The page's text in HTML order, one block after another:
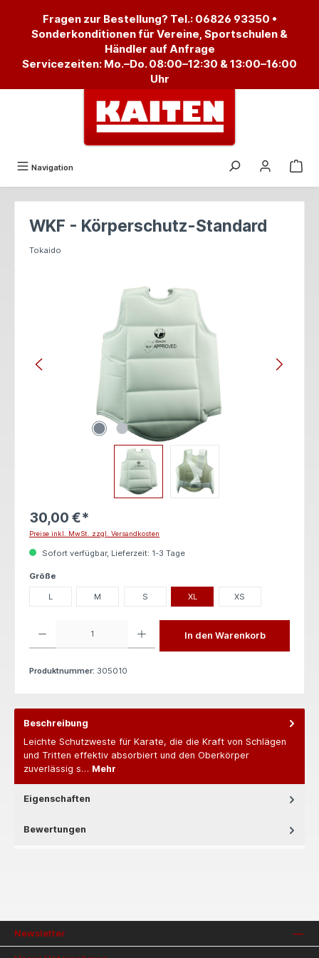
Fragen zur Bestellung? Tel.: 06826 93350 •
Sonderkonditionen für Vereine, Sportschulen &
Händler auf Anfrage
Servicezeiten: Mo.–Do. 08:00–12:30 & 13:00–16:00
Uhr
Navigation
WKF - Körperschutz-Standard
Tokaido
Bildergalerie überspringen
30,00 €*
Preise inkl. MwSt. zzgl. Versandkosten
Sofort verfügbar, Lieferzeit: 1-3 Tage
Größe
L M S XL XS
In den Warenkorb
Produktnummer: 305010
Beschreibung
Leichte Schutzweste für Karate, die die Kraft von Schlägen
und Tritten effektiv absorbiert und den Oberkörper
zuverlässig s… Mehr
Eigenschaften
Bewertungen
Newsletter